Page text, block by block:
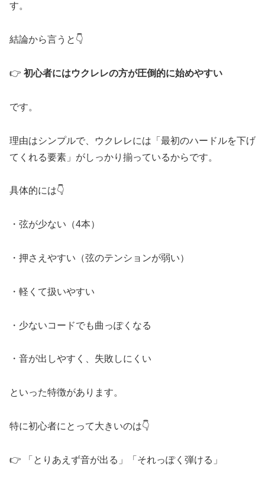
す。
結論から言うと👇
👉 初心者にはウクレレの方が圧倒的に始めやすい
です。
理由はシンプルで、ウクレレには「最初のハードルを下げ
てくれる要素」がしっかり揃っているからです。
具体的には👇
・弦が少ない（4本）
・押さえやすい（弦のテンションが弱い）
・軽くて扱いやすい
・少ないコードでも曲っぽくなる
・音が出しやすく、失敗しにくい
といった特徴があります。
特に初心者にとって大きいのは👇
👉 「とりあえず音が出る」「それっぽく弾ける」